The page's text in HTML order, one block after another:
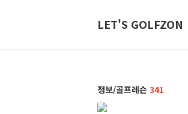
LET'S GOLFZON
정보/골프레슨 341